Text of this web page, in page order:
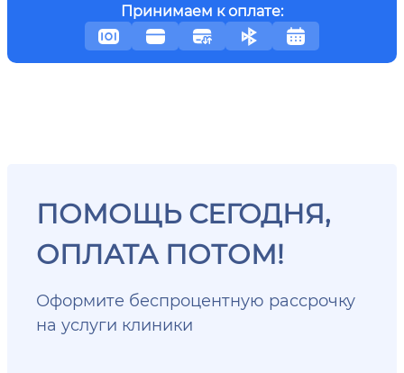
Принимаем к оплате:
ПОМОЩЬ СЕГОДНЯ,
ОПЛАТА ПОТОМ!
Оформите беспроцентную рассрочку
на услуги клиники